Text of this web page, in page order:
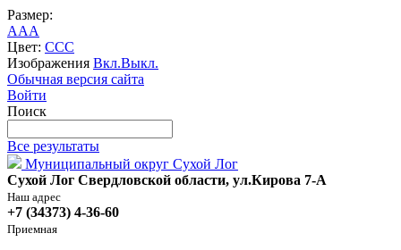
Размер:
AAA
Цвет: CCC
Изображения Вкл.Выкл.
Обычная версия сайта
Войти
Поиск
Все результаты
Муниципальный округ Сухой Лог
Сухой Лог Свердловской области, ул.Кирова 7-А
Наш адрес
+7 (34373) 4-36-60
Приемная